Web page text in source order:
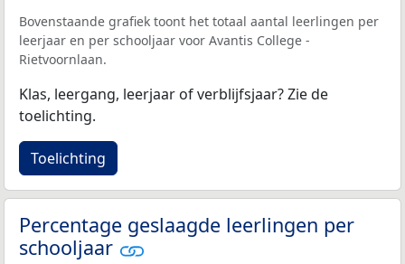
Bovenstaande grafiek toont het totaal aantal leerlingen per
leerjaar en per schooljaar voor Avantis College -
Rietvoornlaan.
Klas, leergang, leerjaar of verblijfsjaar? Zie de
toelichting.
Toelichting
Percentage geslaagde leerlingen per
schooljaar